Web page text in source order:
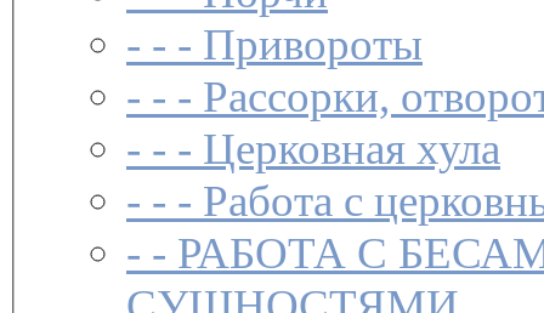
- - - Привороты
- - - Рассорки,
- - - Церковная хула
- - - Работа с
- - РАБОТА С